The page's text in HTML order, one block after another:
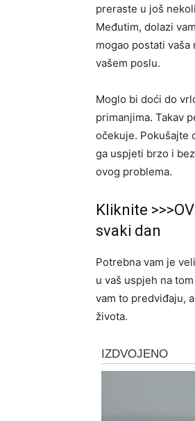
preraste u još
Međutim, dolazi
mogao postati
vašem poslu.
Moglo bi doći do
primanjima. Takav
očekuje. Pokušajte
ga uspjeti brzo i
ovog problema.
Kliknite
svaki dan
Potrebna vam je
u vaš uspjeh na
vam to predviđaju,
života.